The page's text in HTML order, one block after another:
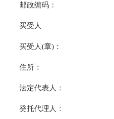
邮政编码：
买受人
买受人(章)：
住所：
法定代表人：
癸托代理人：